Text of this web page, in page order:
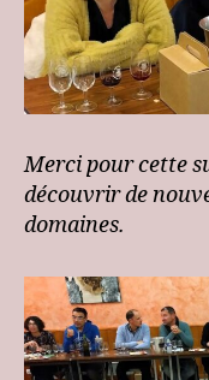
Merci pour cette
découvrir de
domaines.